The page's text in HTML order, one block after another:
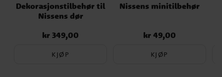
Dekorasjonstilbehør til
Nissens dør
Pris:kr 349,00
kr 349,00
KJØP
Nissens minitilbehør
Pris:kr 49,00
kr 49,00
KJØP